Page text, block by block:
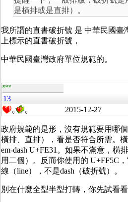
是橫排或是直排）。
我所謂的直書破折號 是 中華民國臺
上標示的直書破折號，
中華民國臺灣政府單位規範的。
guest
13
0 0 2015-12-27
政府規範的是形，沒有規範要用哪
橫排、直排），看是否符合所需。橫
em-dash U+FE31。如果不滿意，橫
用二個）。反而你使用的 U+FF5C
線（line），不是dash（破折號）。
別在什麼全型半型打轉，你先試看